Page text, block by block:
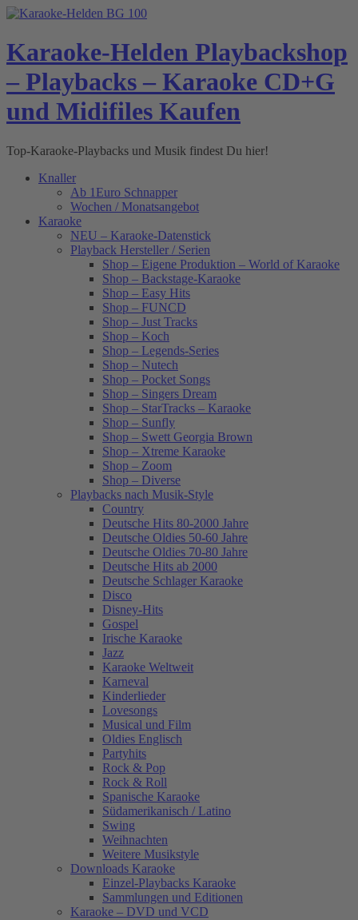
Skip
content
Karaoke-Helden Playbackshop
– Playbacks – Karaoke CD+G
und Midifiles Kaufen
Top-Karaoke-Playbacks und Musik findest Du hier!
Knaller
Ab 1Euro Schnapper
Wochen / Monatsangebot
Karaoke
NEU – Karaoke-Datenstick
Playback Hersteller / Serien
Shop – Eigene Produktion – World of Karaoke
Shop – Backstage-Karaoke
Shop – Easy Hits
Shop – FUNCD
Shop – Just Tracks
Shop – Koch
Shop – Legends-Series
Shop – Nutech
Shop – Pocket Songs
Shop – Singers Dream
Shop – StarTracks – Karaoke
Shop – Sunfly
Shop – Swett Georgia Brown
Shop – Xtreme Karaoke
Shop – Zoom
Shop – Diverse
Playbacks nach Musik-Style
Country
Deutsche Hits 80-2000 Jahre
Deutsche Oldies 50-60 Jahre
Deutsche Oldies 70-80 Jahre
Deutsche Hits ab 2000
Deutsche Schlager Karaoke
Disco
Disney-Hits
Gospel
Irische Karaoke
Jazz
Karaoke Weltweit
Karneval
Kinderlieder
Lovesongs
Musical und Film
Oldies Englisch
Partyhits
Rock & Pop
Rock & Roll
Spanische Karaoke
Südamerikanisch / Latino
Swing
Weihnachten
Weitere Musikstyle
Downloads Karaoke
Einzel-Playbacks Karaoke
Sammlungen und Editionen
Karaoke – DVD und VCD